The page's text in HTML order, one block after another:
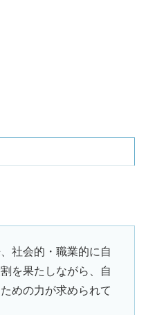
社会的・職業的に自
を果たしながら、自
めの力が求められて